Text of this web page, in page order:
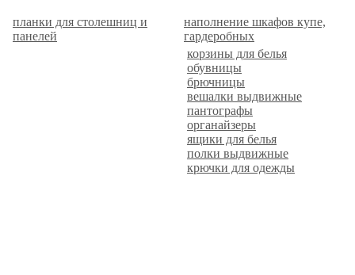
планки для столешниц и
панелей
наполнение шкафов купе,
гардеробных
корзины для белья
обувницы
брючницы
вешалки выдвижные
пантографы
органайзеры
ящики для белья
полки выдвижные
крючки для одежды